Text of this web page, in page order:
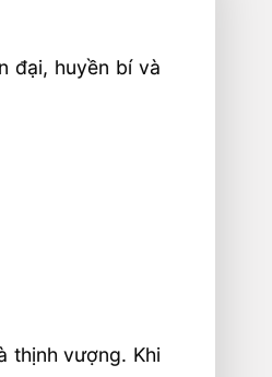
đại, huyền bí và
thịnh vượng. Khi